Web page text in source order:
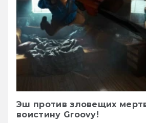
Эш против зловещих
воистину Groovy!